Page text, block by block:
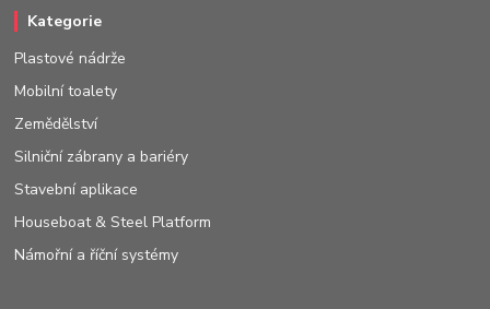
Kategorie
Plastové nádrže
Mobilní toalety
Zemědělství
Silniční zábrany a bariéry
Stavební aplikace
Houseboat & Steel Platform
Námořní a říční systémy